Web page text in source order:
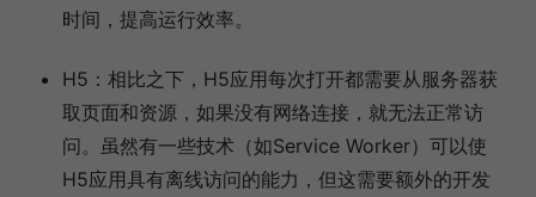
时间，提高运行效率。
H5：相比之下，H5应用每次打开都需要从服务器获
取页面和资源，如果没有网络连接，就无法正常访
问。虽然有一些技术（如Service Worker）可以使
H5应用具有离线访问的能力，但这需要额外的开发